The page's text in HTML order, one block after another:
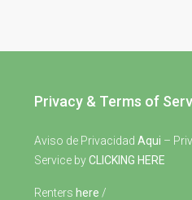
Privacy & Terms of
Aviso de Privacidad Aqui –
Service byCLICKING HERE
Renters here /